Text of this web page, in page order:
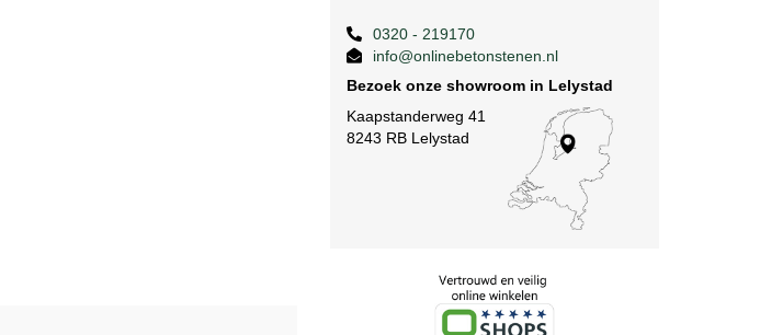
0320 - 219170
info@onlinebetonstenen.nl
Bezoek onze showroom in Lelystad
Kaapstanderweg 41
8243 RB Lelystad